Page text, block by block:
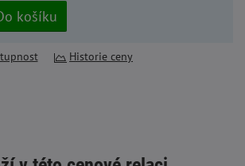
košíku
Historie ceny